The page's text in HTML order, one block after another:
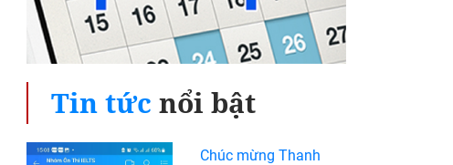
Tin tức nổi bật
Chúc mừng Thanh